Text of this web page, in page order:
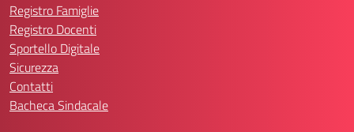
Registro Famiglie
Registro Docenti
Sportello Digitale
Sicurezza
Contatti
Bacheca Sindacale